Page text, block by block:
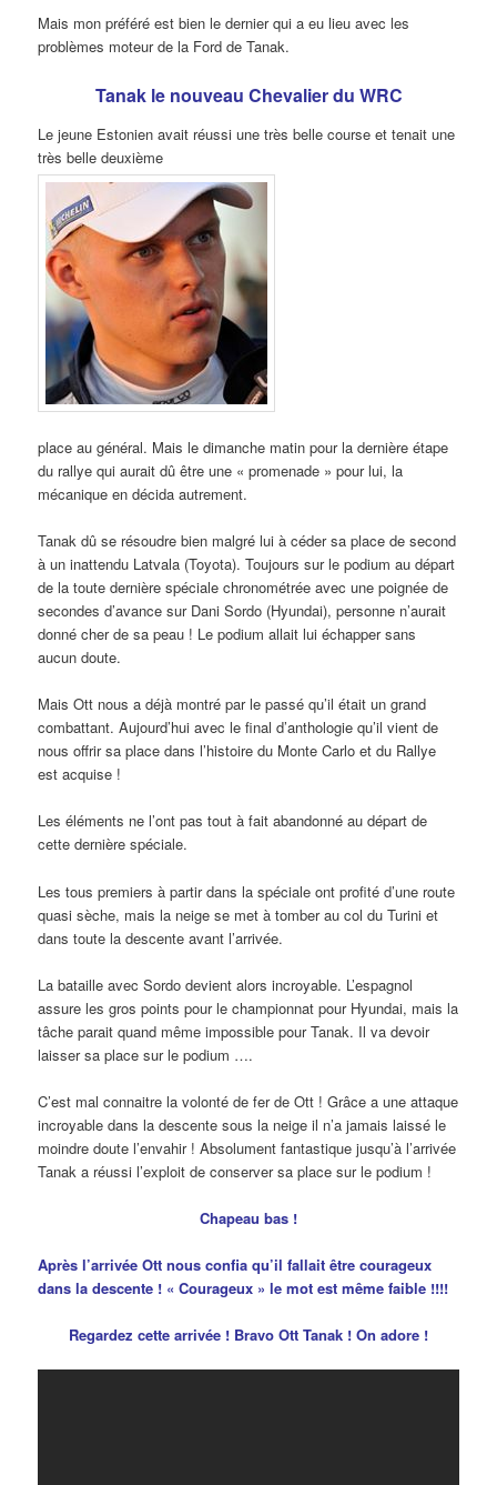
Mais mon préféré est bien le dernier qui a eu lieu avec les
problèmes moteur de la Ford de Tanak.
Tanak le nouveau Chevalier du WRC
Le jeune Estonien avait réussi une très belle course et tenait une
très belle deuxième
place au général. Mais le dimanche matin pour la dernière étape
du rallye qui aurait dû être une « promenade » pour lui, la
mécanique en décida autrement.
Tanak dû se résoudre bien malgré lui à céder sa place de second
à un inattendu Latvala (Toyota). Toujours sur le podium au départ
de la toute dernière spéciale chronométrée avec une poignée de
secondes d’avance sur Dani Sordo (Hyundai), personne n’aurait
donné cher de sa peau ! Le podium allait lui échapper sans
aucun doute.
Mais Ott nous a déjà montré par le passé qu’il était un grand
combattant. Aujourd’hui avec le final d’anthologie qu’il vient de
nous offrir sa place dans l’histoire du Monte Carlo et du Rallye
est acquise !
Les éléments ne l’ont pas tout à fait abandonné au départ de
cette dernière spéciale.
Les tous premiers à partir dans la spéciale ont profité d’une route
quasi sèche, mais la neige se met à tomber au col du Turini et
dans toute la descente avant l’arrivée.
La bataille avec Sordo devient alors incroyable. L’espagnol
assure les gros points pour le championnat pour Hyundai, mais la
tâche parait quand même impossible pour Tanak. Il va devoir
laisser sa place sur le podium ….
C’est mal connaitre la volonté de fer de Ott ! Grâce a une attaque
incroyable dans la descente sous la neige il n’a jamais laissé le
moindre doute l’envahir ! Absolument fantastique jusqu’à l’arrivée
Tanak a réussi l’exploit de conserver sa place sur le podium !
Chapeau bas !
Après l’arrivée Ott nous confia qu’il fallait être courageux
dans la descente ! « Courageux » le mot est même faible !!!!
Regardez cette arrivée ! Bravo Ott Tanak ! On adore !